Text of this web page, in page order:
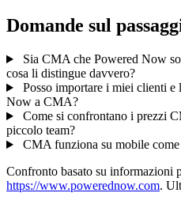
Domande sul
Sia CMA che Powered Now
cosa li distingue davvero?
Posso importare i miei clienti e
Now a CMA?
Come si confrontano i prezzi
piccolo team?
CMA funziona su mobile
Confronto basato su informazioni
https://www.powerednow.com.